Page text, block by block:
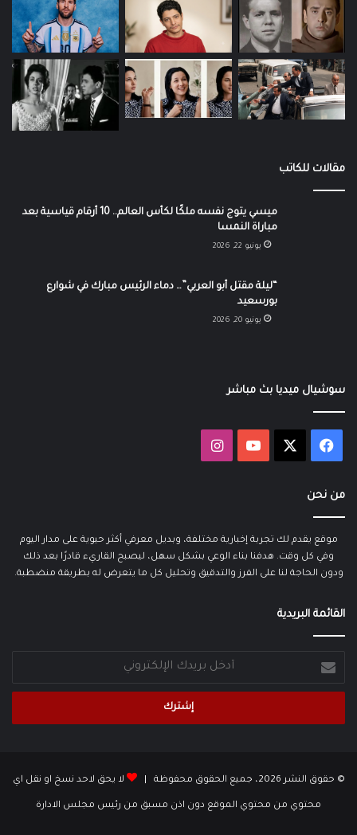
مقالات للكاتب
ميسي يتوج نفسه ملكًا لكأس العالم.. 10 أرقام قياسية بعد
مباراة النمسا
يونيو 22, 2026
“ليلة مقتل أبو العربي”… دماء الرئيس مبارك في شوارع
بورسعيد
يونيو 20, 2026
سوشيال ميديا بث مباشر
فيسبوك ‫YouTubeانستقرام
من نحن
موقع يقدم لك تجربة إخبارية مختلفة، وبديل معرفي أكثر حيوية على مدار اليوم
وفي كل وقت. هدفنا بناء الوعي بشكل سهل، ليصبح القاريء قادرًا بعد ذلك
ودون الحاجة لنا على الفرز والتدقيق وتحليل كل ما يتعرض له بطريقة منضطبة.
القائمة البريدية
بريدك
الإلكتروني
© حقوق النشر 2026، جميع الحقوق محفوظة | لا يحق لاحد نسخ او نقل اي
محتوي من محتوي الموقع دون اذن مسبق من رئيس مجلس الادارة